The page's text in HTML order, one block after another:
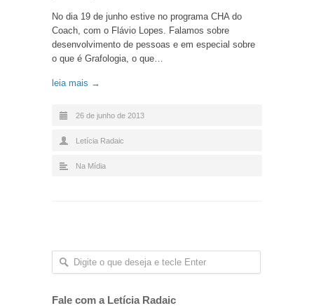
No dia 19 de junho estive no programa CHA do
Coach, com o Flávio Lopes. Falamos sobre
desenvolvimento de pessoas e em especial sobre
o que é Grafologia, o que…
leia mais →
26 de junho de 2013
Letícia Radaic
Na Mídia
Fale com a Letícia Radaic